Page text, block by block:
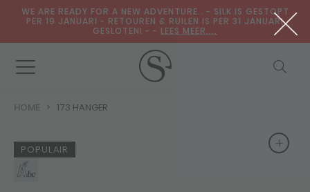
WE ARE READY FOR A NEW ADVENTURE.. - SILK IS GESTOPT
PER 19 JANUARI - RETOUREN & RUILEN IS PER 31 JANUARI
GESLOTENI - - LEES MEER....
HOME 173 HANGER
POPULAIR +